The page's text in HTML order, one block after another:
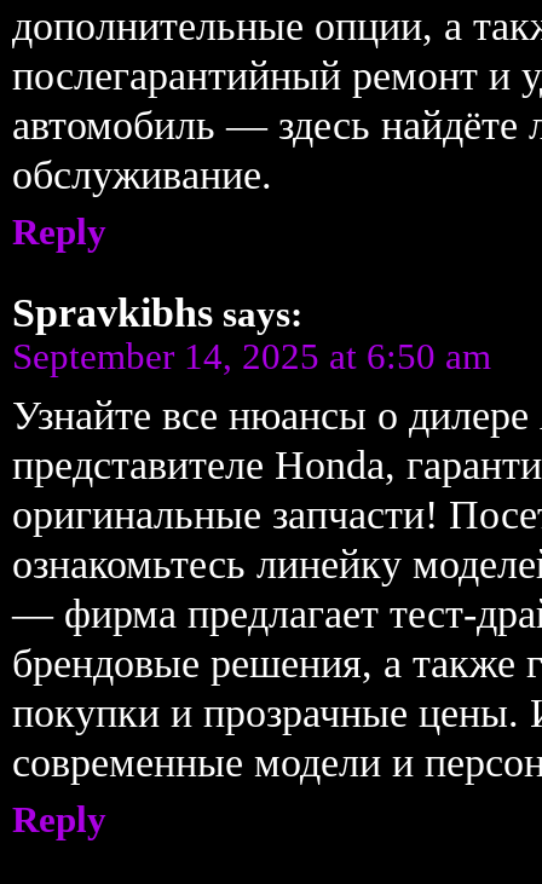
дополнительные опции, а
послегарантийный ремонт и
автомобиль — здесь
обслуживание.
Reply
Spravkibhs says:
September 14, 2025 at 6:50 am
Узнайте все нюансы о
представителе Honda,
оригинальные запчасти!
ознакомьтесь линейку
— фирма предлагает тест-
брендовые решения, а
покупки и прозрачные
современные модели и
Reply